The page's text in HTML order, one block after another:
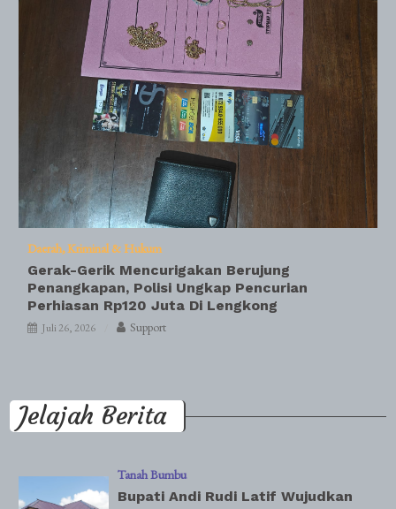
Daerah Kriminal & Hukum
Gerak-Gerik Mencurigakan Berujung
Penangkapan, Polisi Ungkap Pencurian
Perhiasan Rp120 Juta Di Lengkong
Juli 26, 2026 Support
Jelajah Berita
Tanah Bumbu
Bupati Andi Rudi Latif Wujudkan